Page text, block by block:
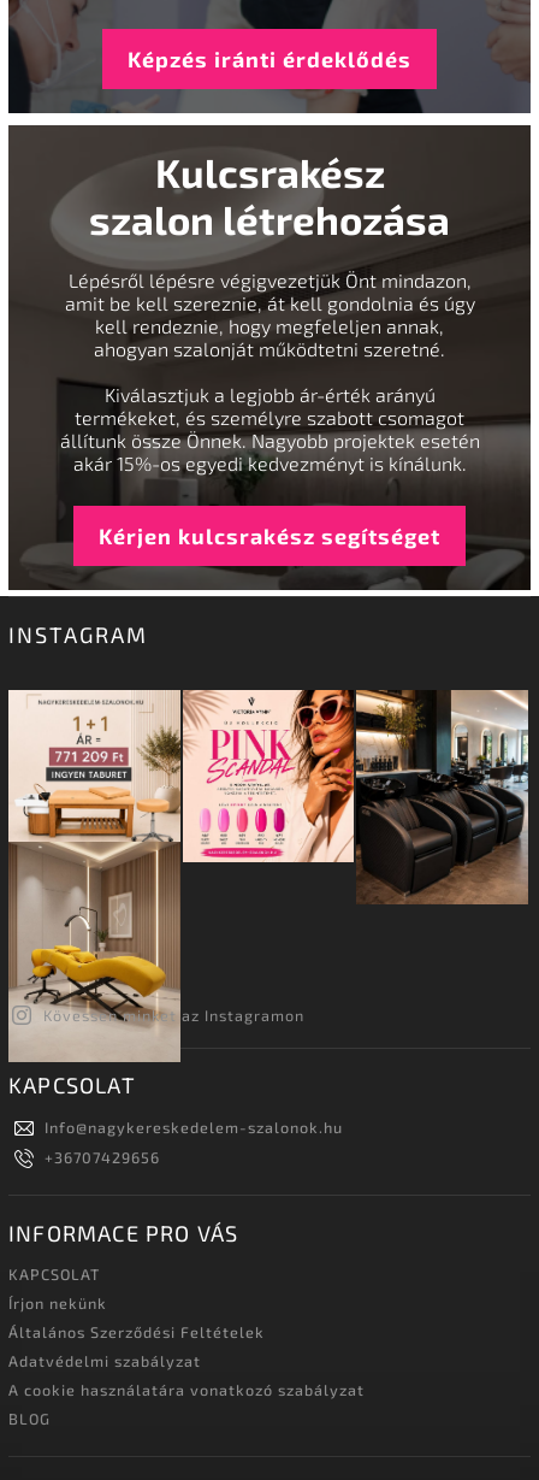
Képzés iránti érdeklődés
Kulcsrakész
szalon létrehozása
Lépésről lépésre végigvezetjük Önt mindazon,
amit be kell szereznie, át kell gondolnia és úgy
kell rendeznie, hogy megfeleljen annak,
ahogyan szalonját működtetni szeretné.
Kiválasztjuk a legjobb ár-érték arányú
termékeket, és személyre szabott csomagot
állítunk össze Önnek. Nagyobb projektek esetén
akár 15%-os egyedi kedvezményt is kínálunk.
Kérjen kulcsrakész segítséget
INSTAGRAM
Kövessen minket az Instagramon
KAPCSOLAT
Info@nagykereskedelem-szalonok.hu
+36707429656
INFORMACE PRO VÁS
KAPCSOLAT
Írjon nekünk
Általános Szerződési Feltételek
Adatvédelmi szabályzat
A cookie használatára vonatkozó szabályzat
BLOG